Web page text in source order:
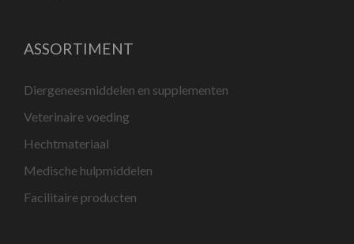
ASSORTIMENT
Diergeneesmiddelen en supplementen
Veterinaire voeding
Hechtmateriaal
Medische hulpmiddelen
Facilitaire producten